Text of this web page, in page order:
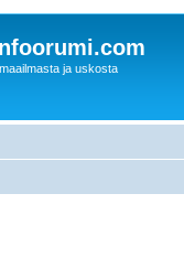
ja uskosta